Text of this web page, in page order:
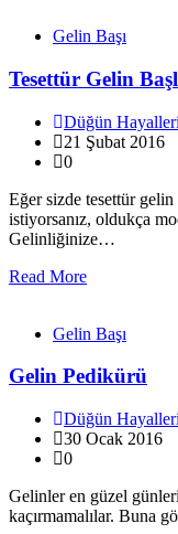
Gelin Başı
Tesettür Gelin
Düğün Hayalleri
21 Şubat 2016
0
Eğer sizde tesettür gelin
istiyorsanız, oldukça
Gelinliğinize…
Read More
Gelin Başı
Gelin Pedikürü
Düğün Hayalleri
30 Ocak 2016
0
Gelinler en güzel
kaçırmamalılar. Buna